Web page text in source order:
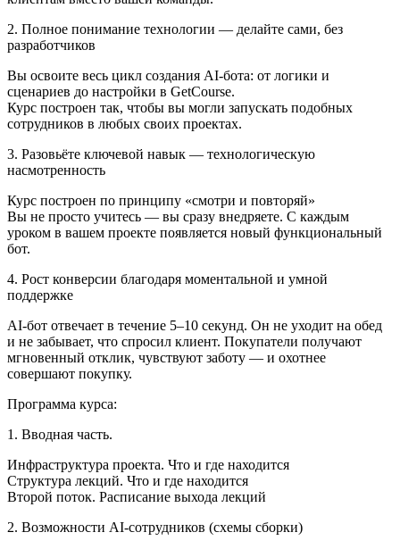
2. Полное понимание технологии — делайте сами, без
разработчиков
Вы освоите весь цикл создания AI-бота: от логики и
сценариев до настройки в GetCourse.
Курс построен так, чтобы вы могли запускать подобных
сотрудников в любых своих проектах.
3. Разовьёте ключевой навык — технологическую
насмотренность
Курс построен по принципу «смотри и повторяй»
Вы не просто учитесь — вы сразу внедряете. С каждым
уроком в вашем проекте появляется новый функциональный
бот.
4. Рост конверсии благодаря моментальной и умной
поддержке
AI-бот отвечает в течение 5–10 секунд. Он не уходит на обед
и не забывает, что спросил клиент. Покупатели получают
мгновенный отклик, чувствуют заботу — и охотнее
совершают покупку.
Программа курса:
1. Вводная часть.
Инфраструктура проекта. Что и где находится
Структура лекций. Что и где находится
Второй поток. Расписание выхода лекций
2. Возможности AI-сотрудников (схемы сборки)